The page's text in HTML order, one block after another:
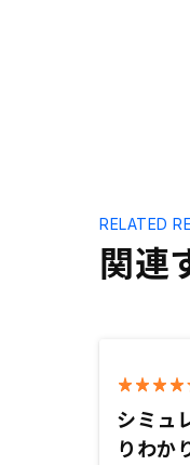
関連
RELATED
シミュ
りわか